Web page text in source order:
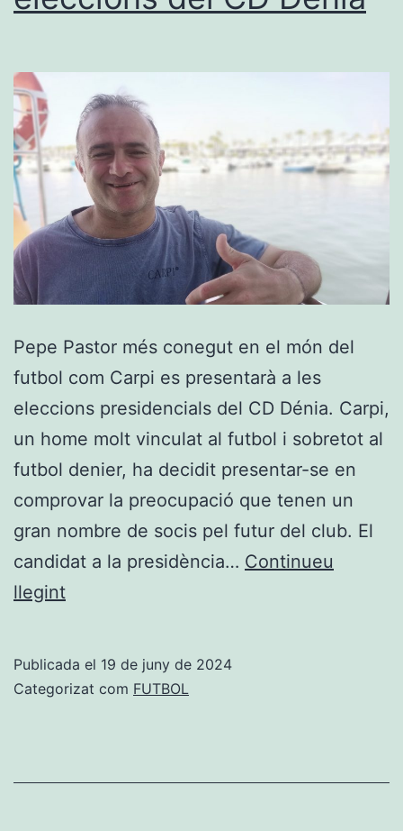
Pepe Pastor més conegut en el món del
futbol com Carpi es presentarà a les
eleccions presidencials del CD Dénia. Carpi,
un home molt vinculat al futbol i sobretot al
futbol denier, ha decidit presentar-se en
comprovar la preocupació que tenen un
gran nombre de socis pel futur del club. El
candidat a la presidència… Continueu
llegintPepe
conegut
Publicada el 19 de juny de 2024
Categorizat com FUTBOL